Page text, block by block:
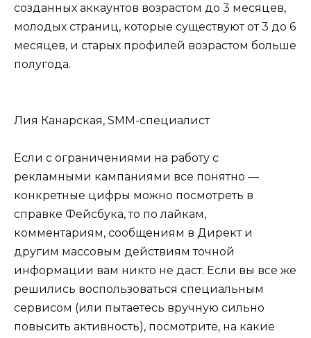
созданных аккаунтов возрастом до 3 месяцев,
молодых страниц, которые существуют от 3 до 6
месяцев, и старых профилей возрастом больше
полугода.
Лия Канарская, SMM-специалист
Если с ограничениями на работу с
рекламными кампаниями все понятно —
конкретные цифры можно посмотреть в
справке Фейсбука, то по лайкам,
комментариям, сообщениям в Директ и
другим массовым действиям точной
информации вам никто не даст. Если вы все же
решились воспользоваться специальным
сервисом (или пытаетесь вручную сильно
повысить активность), посмотрите, на какие